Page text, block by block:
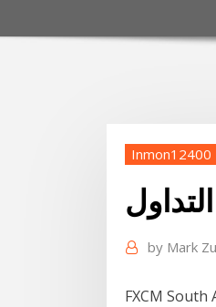
Inmon12400
by Mark
FXCM